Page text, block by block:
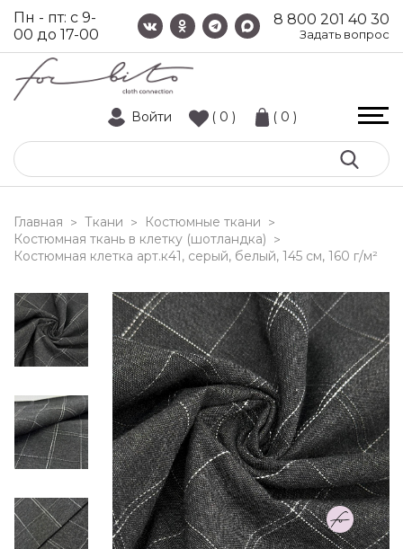
8 800 201 40 30
Задать вопрос
Пн - пт: с 9-
00 до 17-00
Войти ( 0 ) ( 0 )
Главная > Ткани > Костюмные ткани >
Костюмная ткань в клетку (шотландка) >
костюмная клетка арт.к41, серый, белый, 145 см, 160 г/м²